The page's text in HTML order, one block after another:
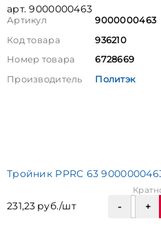
арт. 9000000463
Артикул
9000000463
Код товара
936210
Номер товара
6728669
Производитель
Политэк
Тройник PPRC 63
231,23 руб./шт